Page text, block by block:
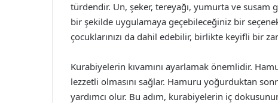
türdendir. Un, şeker, tereyağı, yumurta ve susam
bir şekilde uygulamaya geçebileceğiniz bir
çocuklarınızı da dahil edebilir, birlikte keyifli bir
Kurabiyelerin kıvamını ayarlamak önemlidir.
lezzetli olmasını sağlar. Hamuru yoğurduktan
yardımcı olur. Bu adım, kurabiyelerin iç